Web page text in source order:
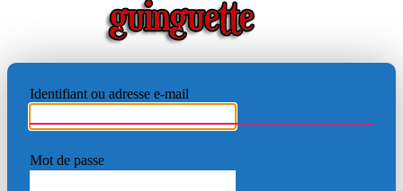
Identifiant ou adresse e-mail
Mot de passe